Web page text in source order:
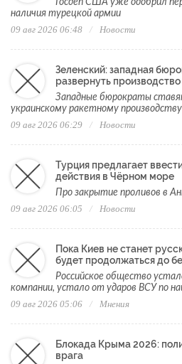
наличия турецкой армии
09 авг 2026 06:48 Новости
Зеленский: западная
развернуть
Западные бюрократы
украинскому ракетному производству
09 авг 2026 06:29 Новости
Турция предлагает
действия в Чёрном море
Про закрытие проливов в
09 авг 2026 06:05 Новости
Пока Киев не станет
будет продолжаться до
Российское общество
компании, устало от ударов ВСУ по
09 авг 2026 05:06 Мнения
Блокада Крыма 2026:
врага